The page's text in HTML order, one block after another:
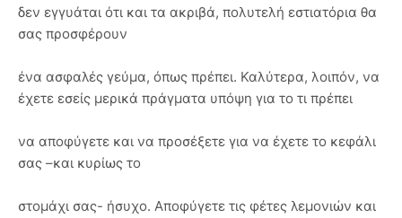
δεν εγγυάται ότι και τα ακριβά, πολυτελή εστιατόρια θα
σας προσφέρουν
ένα ασφαλές γεύμα, όπως πρέπει. Καλύτερα, λοιπόν, να
έχετε εσείς μερικά πράγματα υπόψη για το τι πρέπει
να αποφύγετε και να προσέξετε για να έχετε το κεφάλι
σας –και κυρίως το
στομάχι σας- ήσυχο. Αποφύγετε τις φέτες λεμονιών και